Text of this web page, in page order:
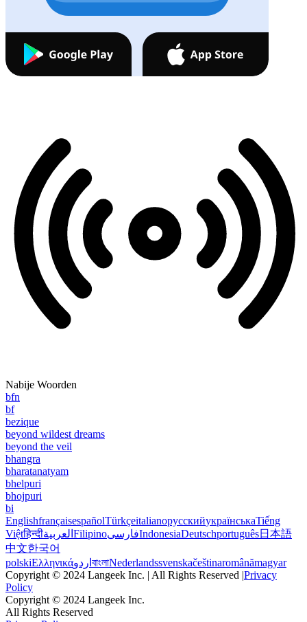
Nabije Woorden
bfn
bf
bezique
beyond wildest dreams
beyond the veil
bhangra
bharatanatyam
bhelpuri
bhojpuri
bi
EnglishfrançaisespañolTürkçeitalianoрусскийукраїнськаTiếng
Việtहिन्दीالعربية FilipinoفارسیIndonesiaDeutschportuguês日本語
中文한국어
polskiΕλληνικάاردو বাংলাNederlandssvenskačeštinaromânămagyar
Copyright © 2024 Langeek Inc. | All Rights Reserved |Privacy
Policy
Copyright © 2024 Langeek Inc.
All Rights Reserved